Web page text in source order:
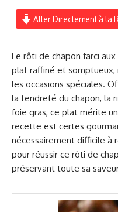
Aller Directement à la
Le rôti de chapon farci
plat raffiné et
les occasions spéciales.
la tendreté du chapon, la
foie gras, ce plat mérite
recette est certes
nécessairement difficile à
pour réussir ce rôti de
préservant toute sa